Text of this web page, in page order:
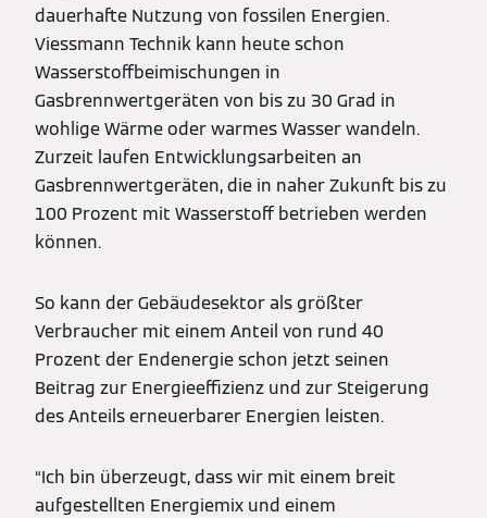
dauerhafte Nutzung von fossilen Energien.
Viessmann Technik kann heute schon
Wasserstoffbeimischungen in
Gasbrennwertgeräten von bis zu 30 Grad in
wohlige Wärme oder warmes Wasser wandeln.
Zurzeit laufen Entwicklungsarbeiten an
Gasbrennwertgeräten, die in naher Zukunft bis zu
100 Prozent mit Wasserstoff betrieben werden
können.
So kann der Gebäudesektor als größter
Verbraucher mit einem Anteil von rund 40
Prozent der Endenergie schon jetzt seinen
Beitrag zur Energieeffizienz und zur Steigerung
des Anteils erneuerbarer Energien leisten.
“Ich bin überzeugt, dass wir mit einem breit
aufgestellten Energiemix und einem